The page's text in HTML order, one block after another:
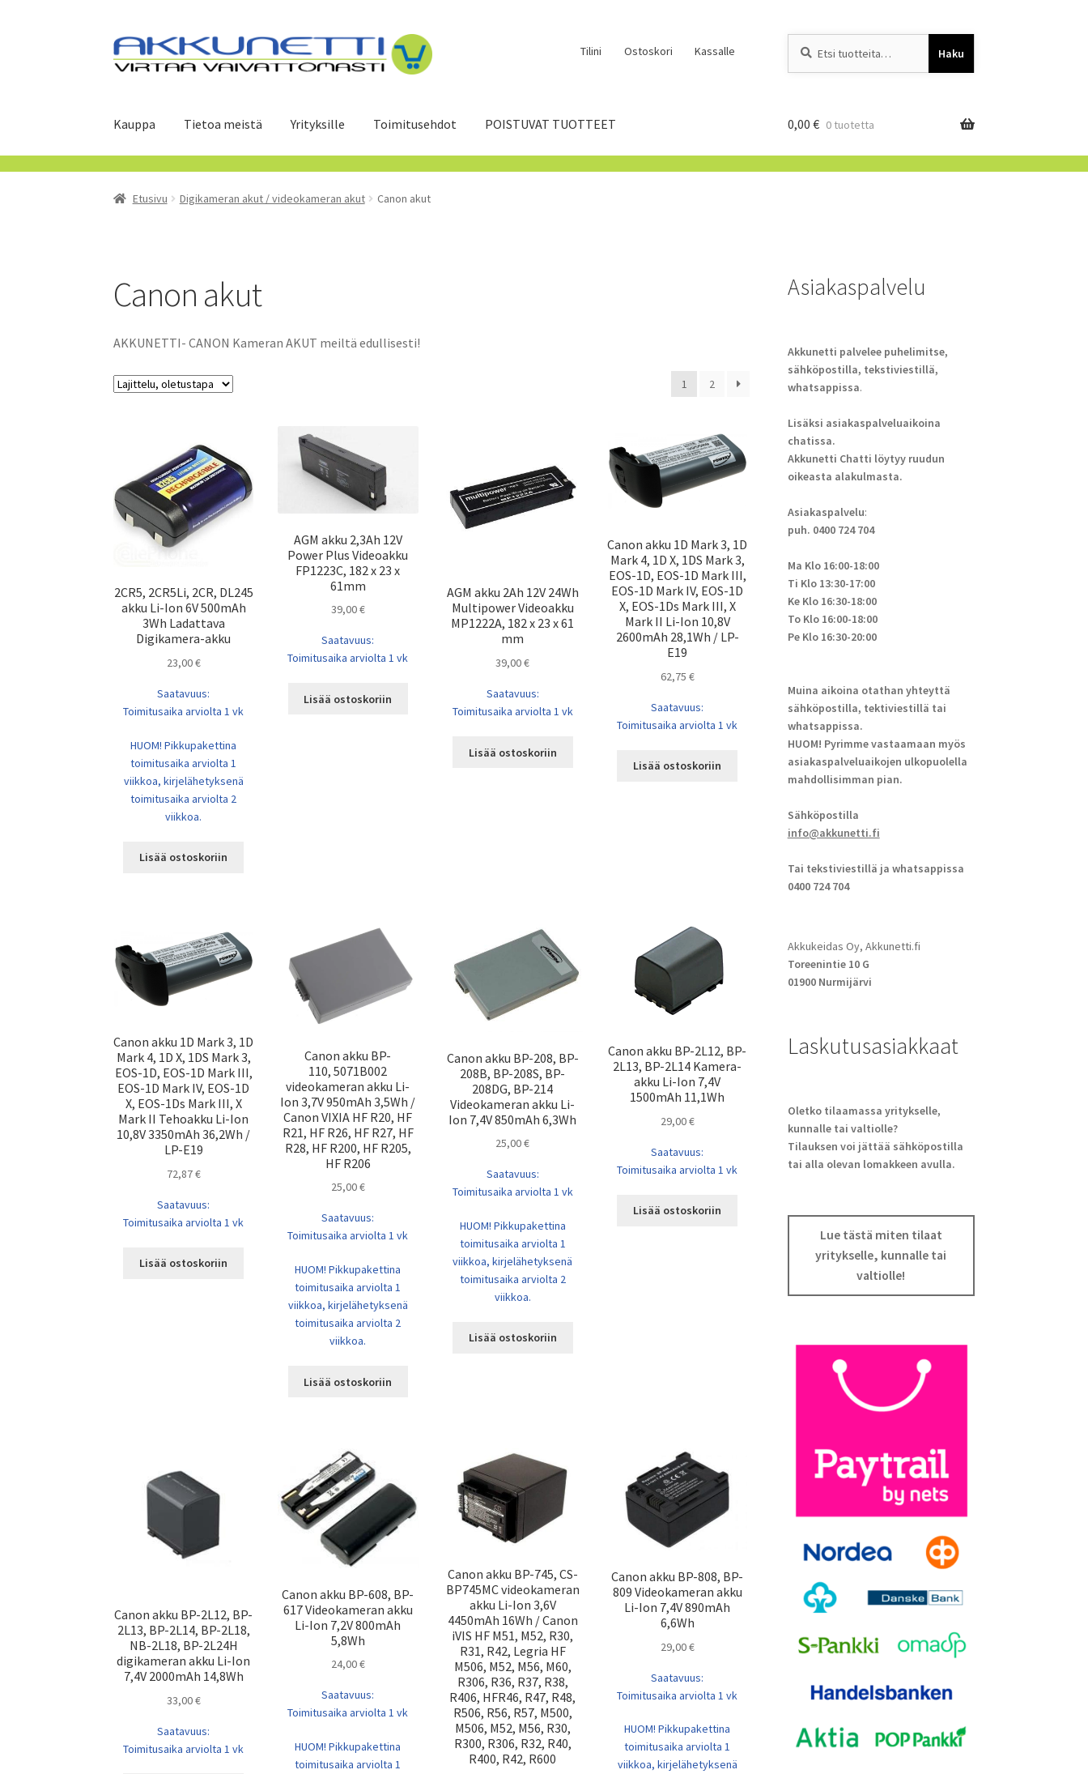
Siirry
navigointiin
Siirry
sisältöön
Tilini Ostoskori Kassalle Haku
Kauppa Tietoa meistä Yrityksille Toimitusehdot POISTUVAT TUOTTEET 0,00 € 0 tuotetta
Etusivu Digikameran akut / videokameran akut Canon akut
Canon akut
AKKUNETTI- CANON Kameran AKUT meiltä edullisesti!
1 2
2CR5, 2CR5Li, 2CR, DL245
akku Li-Ion 6V 500mAh
3Wh Ladattava
Digikamera-akku
23,00€
Saatavuus:
Toimitusaika arviolta 1 vk
HUOM! Pikkupakettina
toimitusaika arviolta 1
viikkoa, kirjelähetyksenä
toimitusaika arviolta 2
viikkoa.
Lisää ostoskoriin
AGM akku 2,3Ah 12V
Power Plus Videoakku
FP1223C, 182 x 23 x
61mm
39,00€
Saatavuus:
Toimitusaika arviolta 1 vk
Lisää ostoskoriin
AGM akku 2Ah 12V 24Wh
Multipower Videoakku
MP1222A, 182 x 23 x 61
mm
39,00€
Saatavuus:
Toimitusaika arviolta 1 vk
Lisää ostoskoriin
Canon akku 1D Mark 3, 1D
Mark 4, 1D X, 1DS Mark 3,
EOS-1D, EOS-1D Mark III,
EOS-1D Mark IV, EOS-1D
X, EOS-1Ds Mark III, X
Mark II Li-Ion 10,8V
2600mAh 28,1Wh / LP-
E19
62,75 €
Saatavuus:
Toimitusaika arviolta 1 vk
Lisää ostoskoriin
Canon akku 1D Mark 3, 1D
Mark 4, 1D X, 1DS Mark 3,
EOS-1D, EOS-1D Mark III,
EOS-1D Mark IV, EOS-1D
X, EOS-1Ds Mark III, X
Mark II Tehoakku Li-Ion
10,8V 3350mAh 36,2Wh /
LP-E19
72,87€
Saatavuus:
Toimitusaika arviolta 1 vk
Lisää ostoskoriin
Canon akku BP-
110, 5071B002
videokameran akku Li-
Ion 3,7V 950mAh 3,5Wh /
Canon VIXIA HF R20, HF
R21, HF R26, HF R27, HF
R28, HF R200, HF R205,
HF R206
25,00€
Saatavuus:
Toimitusaika arviolta 1 vk
HUOM! Pikkupakettina
toimitusaika arviolta 1
viikkoa, kirjelähetyksenä
toimitusaika arviolta 2
viikkoa.
Lisää ostoskoriin
Canon akku BP-208, BP-
208B, BP-208S, BP-
208DG, BP-214
Videokameran akku Li-
Ion 7,4V 850mAh 6,3Wh
25,00€
Saatavuus:
Toimitusaika arviolta 1 vk
HUOM! Pikkupakettina
toimitusaika arviolta 1
viikkoa, kirjelähetyksenä
toimitusaika arviolta 2
viikkoa.
Lisää ostoskoriin
Canon akku BP-2L12, BP-
2L13, BP-2L14 Kamera-
akku Li-Ion 7,4V
1500mAh 11,1Wh
29,00€
Saatavuus:
Toimitusaika arviolta 1 vk
Lisää ostoskoriin
Canon akku BP-2L12, BP-
2L13, BP-2L14, BP-2L18,
NB-2L18, BP-2L24H
digikameran akku Li-Ion
7,4V 2000mAh 14,8Wh
33,00€
Saatavuus:
Toimitusaika arviolta 1 vk
Canon akku BP-608, BP-
617 Videokameran akku
Li-Ion 7,2V 800mAh
5,8Wh
24,00€
Saatavuus:
Toimitusaika arviolta 1 vk
HUOM! Pikkupakettina
toimitusaika arviolta 1
Canon akku BP-745, CS-
BP745MC videokameran
akku Li-Ion 3,6V
4450mAh 16Wh / Canon
iVIS HF M51, M52, R30,
R31, R42, Legria HF
M506, M52, M56, M60,
R306, R36, R37, R38,
R406, HFR46, R47, R48,
R506, R56, R57, M500,
M506, M52, M56, R30,
R300, R306, R32, R40,
R400, R42, R600
Canon akku BP-808, BP-
809 Videokameran akku
Li-Ion 7,4V 890mAh
6,6Wh
29,00€
Saatavuus:
Toimitusaika arviolta 1 vk
HUOM! Pikkupakettina
toimitusaika arviolta 1
viikkoa, kirjelähetyksenä
Asiakaspalvelu
Akkunetti palvelee puhelimitse,
sähköpostilla, tekstiviestillä,
whatsappissa.
Lisäksi asiakaspalveluaikoina
chatissa.
Akkunetti Chatti löytyy ruudun
oikeasta alakulmasta.
Asiakaspalvelu:
puh. 0400 724 704
Ma Klo 16:00-18:00
Ti Klo 13:30-17:00
Ke Klo 16:30-18:00
To Klo 16:00-18:00
Pe Klo 16:30-20:00
Muina aikoina otathan yhteyttä
sähköpostilla, tektiviestillä tai
whatsappissa.
HUOM! Pyrimme vastaamaan myös
asiakaspalveluaikojen ulkopuolella
mahdollisimman pian.
Sähköpostilla
info@akkunetti.fi
Tai tekstiviestillä ja whatsappissa
0400 724 704
Akkukeidas Oy, Akkunetti.fi
Toreenintie 10 G
01900 Nurmijärvi
Laskutusasiakkaat
Oletko tilaamassa yritykselle,
kunnalle tai valtiolle?
Tilauksen voi jättää sähköpostilla
tai alla olevan lomakkeen avulla.
Lue tästä miten tilaat
yritykselle, kunnalle tai
valtiolle!